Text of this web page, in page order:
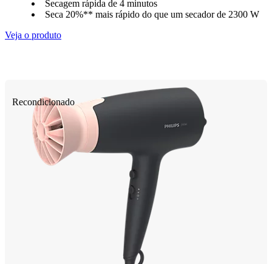
Secagem rápida de 4 minutos
Seca 20%** mais rápido do que um secador de 2300 W
Veja o produto
Recondicionado